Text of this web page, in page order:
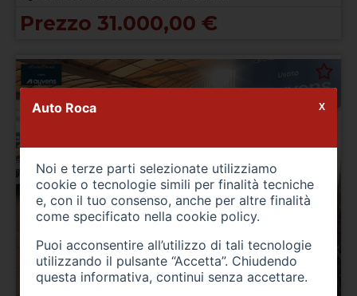
Prezzo 31.000,00 €
Auto Roca
Noi e terze parti selezionate utilizziamo
cookie o tecnologie simili per finalità tecniche
e, con il tuo consenso, anche per altre finalità
come specificato nella cookie policy.
Puoi acconsentire all’utilizzo di tali tecnologie
utilizzando il pulsante “Accetta”. Chiudendo
questa informativa, continui senza accettare.
X